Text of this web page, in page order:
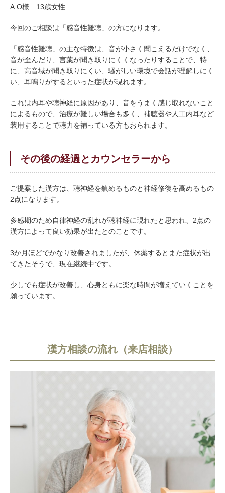
A.O様 13歳女性
今回のご相談は「感音性難聴」の方になります。
「感音性難聴」の主な特徴は、音が小さく聞こえるだけでなく、
音が歪んだり、言葉が聞き取りにくくなったりすることで、特
に、高音域が聞き取りにくい、騒がしい環境で会話が理解しにく
い、耳鳴りがするといった症状が現れます。
これは内耳や聴神経に原因があり、音をうまく感じ取れないこと
によるもので、治療が難しい場合も多く、補聴器や人工内耳など
装用することで聴力を補っている方もおられます。
その後の経過とカウンセラーから
ご提案した漢方は、聴神経を鎮めるものと神経修復を高めるもの
2点になります。
多感期のため自律神経の乱れが聴神経に現れたと思われ、2点の
漢方によって良い効果が出たとのことです。
3か月ほどでかなり改善されましたが、休薬するとまた症状が出
てきたそうで、現在継続中です。
少しでも症状が改善し、心身ともに楽な時間が増えていくことを
願っています。
漢方相談の流れ（来店相談）